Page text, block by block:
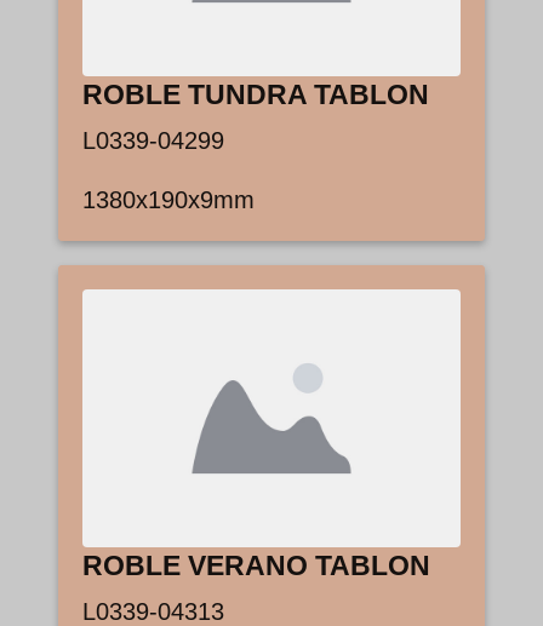
ROBLE TUNDRA TABLON
L0339-04299
1380x190x9mm
ROBLE VERANO TABLON
L0339-04313